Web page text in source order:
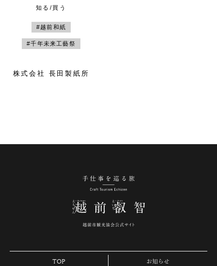
知る/買う
#越前和紙
#千年未来工藝祭
株式会社 長田製紙所
TOP お知らせ